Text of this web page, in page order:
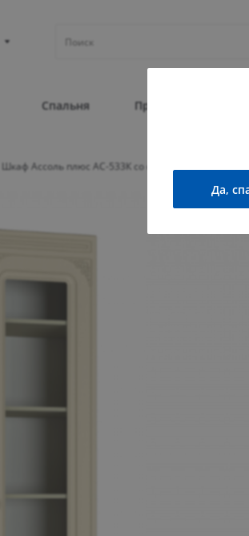
Спальня Прихожая
Шкаф Ассоль плюс АС-533К со стеклом (правый)
Да,